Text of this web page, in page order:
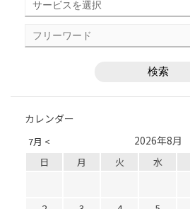
カレンダー
7月 < 2026年8月
日 月 火 水